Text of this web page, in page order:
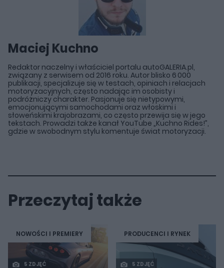
Maciej Kuchno
Redaktor naczelny i właściciel portalu autoGALERIA.pl,
związany z serwisem od 2016 roku. Autor blisko 6 000
publikacji, specjalizuje się w testach, opiniach i relacjach
motoryzacyjnych, często nadając im osobisty i
podróżniczy charakter. Pasjonuje się nietypowymi,
emocjonującymi samochodami oraz włoskimi i
słoweńskimi krajobrazami, co często przewija się w jego
tekstach. Prowadzi także kanał YouTube „Kuchno Rides!”,
gdzie w swobodnym stylu komentuje świat motoryzacji.
Przeczytaj także
NOWOŚCI I PREMIERY
5 ZDJĘĆ
PRODUCENCI I RYNEK
5 ZDJĘĆ